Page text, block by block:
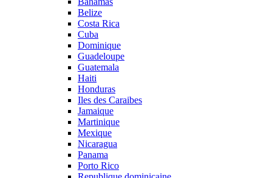
Belize
Costa Rica
Cuba
Dominique
Guadeloupe
Guatemala
Haiti
Honduras
Iles des Caraibes
Jamaique
Martinique
Mexique
Nicaragua
Panama
Porto Rico